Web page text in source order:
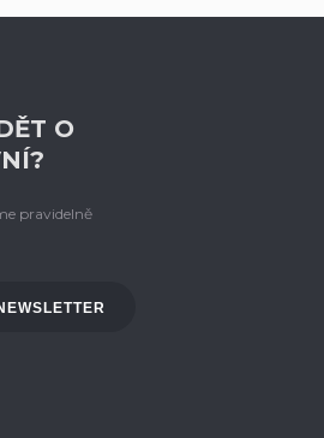
O
pravidelně